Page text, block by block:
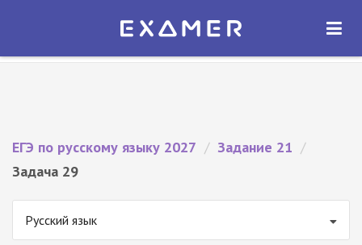
Экзамер — ЕГЭ 2027
ОТКРЫТЬ
ЕГЭ по русскому языку 2027 / Задание 21 /
Задача 29
Русский язык